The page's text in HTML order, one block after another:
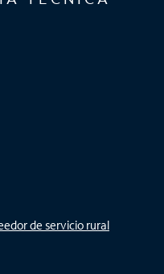
de servicio rural